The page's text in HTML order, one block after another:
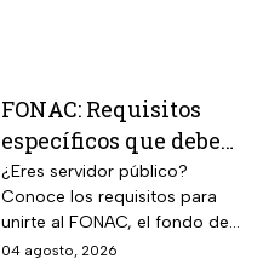
FONAC: Requisitos
específicos que deben
cumplir los
trabajadores para
participar en él
¿Eres servidor público?
Conoce los requisitos para
unirte al FONAC, el fondo de
ahorro Capitalizable de los
04 agosto, 2026